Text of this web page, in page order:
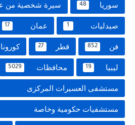
سوريا 48 سيرة شخصية من
صيدليات 1 عمان 17
فن 852 قطر 27 كورونا
ليبيا 19 محافظات 5029
مستشفى العسيرات المركزى
مستشفيات حكومية وخاصة